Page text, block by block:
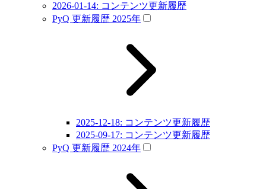
2026-01-14: コンテンツ更新履歴
PyQ 更新履歴 2025年
2025-12-18: コンテンツ更新履歴
2025-09-17: コンテンツ更新履歴
PyQ 更新履歴 2024年